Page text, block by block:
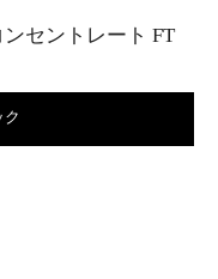
セントレート FT
ク